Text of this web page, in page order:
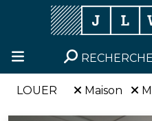
RECHERCHE
LOUER Maison